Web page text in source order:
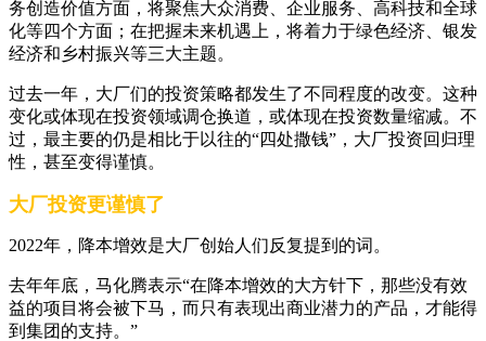
务创造价值方面，将聚焦大众消费、企业服务、高科技和全球
化等四个方面；在把握未来机遇上，将着力于绿色经济、银发
经济和乡村振兴等三大主题。
过去一年，大厂们的投资策略都发生了不同程度的改变。这种
变化或体现在投资领域调仓换道，或体现在投资数量缩减。不
过，最主要的仍是相比于以往的“四处撒钱”，大厂投资回归理
性，甚至变得谨慎。
大厂投资更谨慎了
2022年，降本增效是大厂创始人们反复提到的词。
去年年底，马化腾表示“在降本增效的大方针下，那些没有效
益的项目将会被下马，而只有表现出商业潜力的产品，才能得
到集团的支持。”